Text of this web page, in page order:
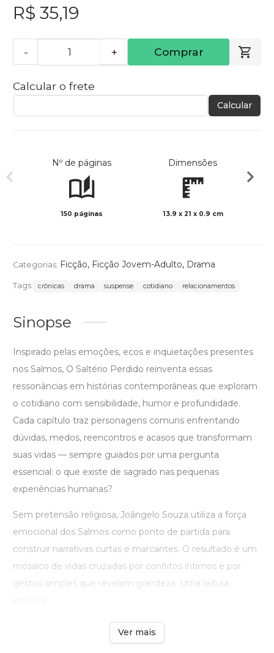
R$ 35,19
- + Comprar
Calcular o frete
Calcular
Nº de páginas
150 páginas
Dimensões
13.9 x 21 x 0.9 cm
Categorias: Ficção, Ficção Jovem-Adulto, Drama
Tags: crônicas drama suspense cotidiano relacionamentos
Sinopse
Inspirado pelas emoções, ecos e inquietações presentes
nos Salmos, O Saltério Perdido reinventa essas
ressonâncias em histórias contemporâneas que exploram
o cotidiano com sensibilidade, humor e profundidade.
Cada capítulo traz personagens comuns enfrentando
dúvidas, medos, reencontros e acasos que transformam
suas vidas — sempre guiados por uma pergunta
essencial: o que existe de sagrado nas pequenas
experiências humanas?
Sem pretensão religiosa, Joângelo Souza utiliza a força
emocional dos Salmos como ponto de partida para
construir narrativas curtas e marcantes. O resultado é um
mosaico de vidas cruzadas por conflitos íntimos e por
gestos simples que revelam grandeza. Uma leitura
Ver mais